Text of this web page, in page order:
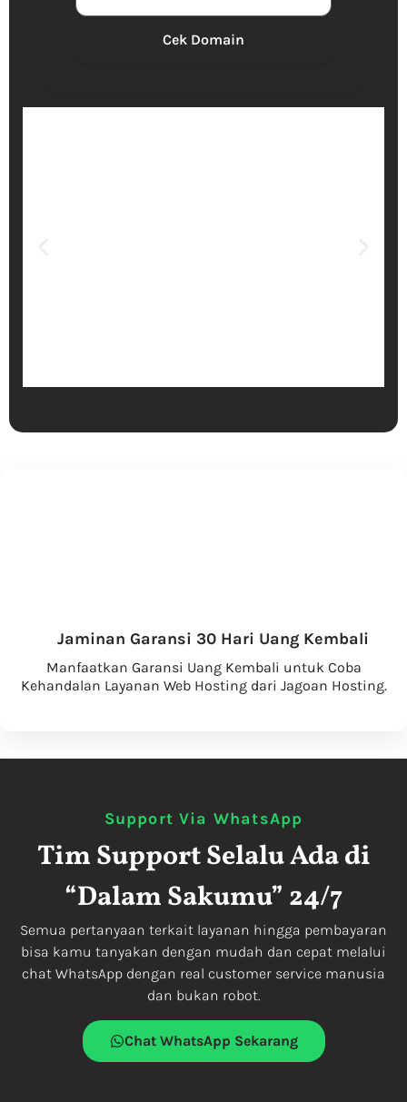
Cek Domain
Domain Indonesia
Jaminan Garansi 30 Hari Uang Kembali
Manfaatkan Garansi Uang Kembali untuk Coba
Kehandalan Layanan Web Hosting dari Jagoan Hosting.
Support Via WhatsApp
Tim Support Selalu Ada di
“Dalam Sakumu” 24/7
Semua pertanyaan terkait layanan hingga pembayaran
bisa kamu tanyakan dengan mudah dan cepat melalui
chat WhatsApp dengan real customer service manusia
dan bukan robot.
Chat WhatsApp Sekarang